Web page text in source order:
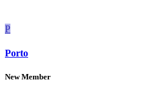
P
Porto
New Member